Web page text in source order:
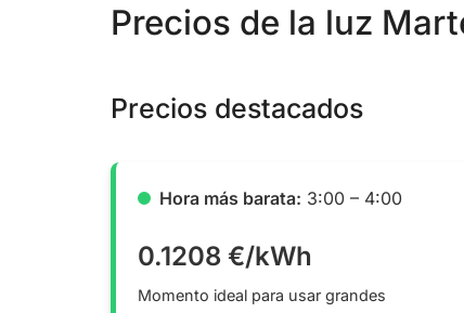
Precios de la luz
Precios destacados
Hora más barata: 3:00 – 4:00
0.1208 €/kWh
Momento ideal para usar grandes